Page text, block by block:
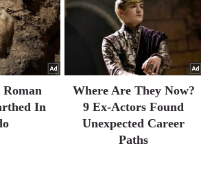
In
Where Are They Now?
9 Ex-Actors Found
Unexpected Career
Paths